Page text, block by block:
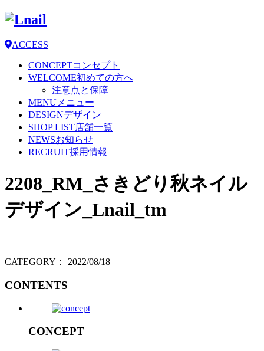
ACCESS
CONCEPTコンセプト
WELCOME初めての方へ
注意点と保障
MENU メニュー
DESIGNデザイン
SHOP LIST店舗一覧
NEWSお知らせ
RECRUIT採用情報
2208_RM_さきどり秋ネイル
デザイン_Lnail_tm
CATEGORY： 2022/08/18
CONTENTS
CONCEPT